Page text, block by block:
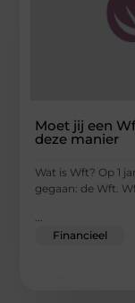
Moet jij een
deze manier
Wat is Wft? Op 1
gegaan: de Wft.
Financieel